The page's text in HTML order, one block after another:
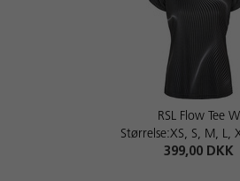
RSL Flow Tee W
Størrelse:XS, S, M, L,
399,00 DKK